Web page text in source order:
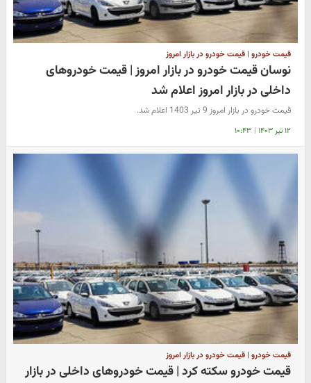
قیمت خودرو | قیمت خودرو در بازار امروز
نوسان قیمت خودرو در بازار امروز | قیمت خودروهای
داخلی در بازار امروز اعلام شد
قیمت خودرو در بازار امروز 9 تیر 1403 اعلام شد.
۱۲ تیر ۱۴۰۳ | ۱۰:۴۳
قیمت خودرو | قیمت خودرو در بازار امروز
قیمت خودرو سکته کرد | قیمت خودروهای داخلی در بازار